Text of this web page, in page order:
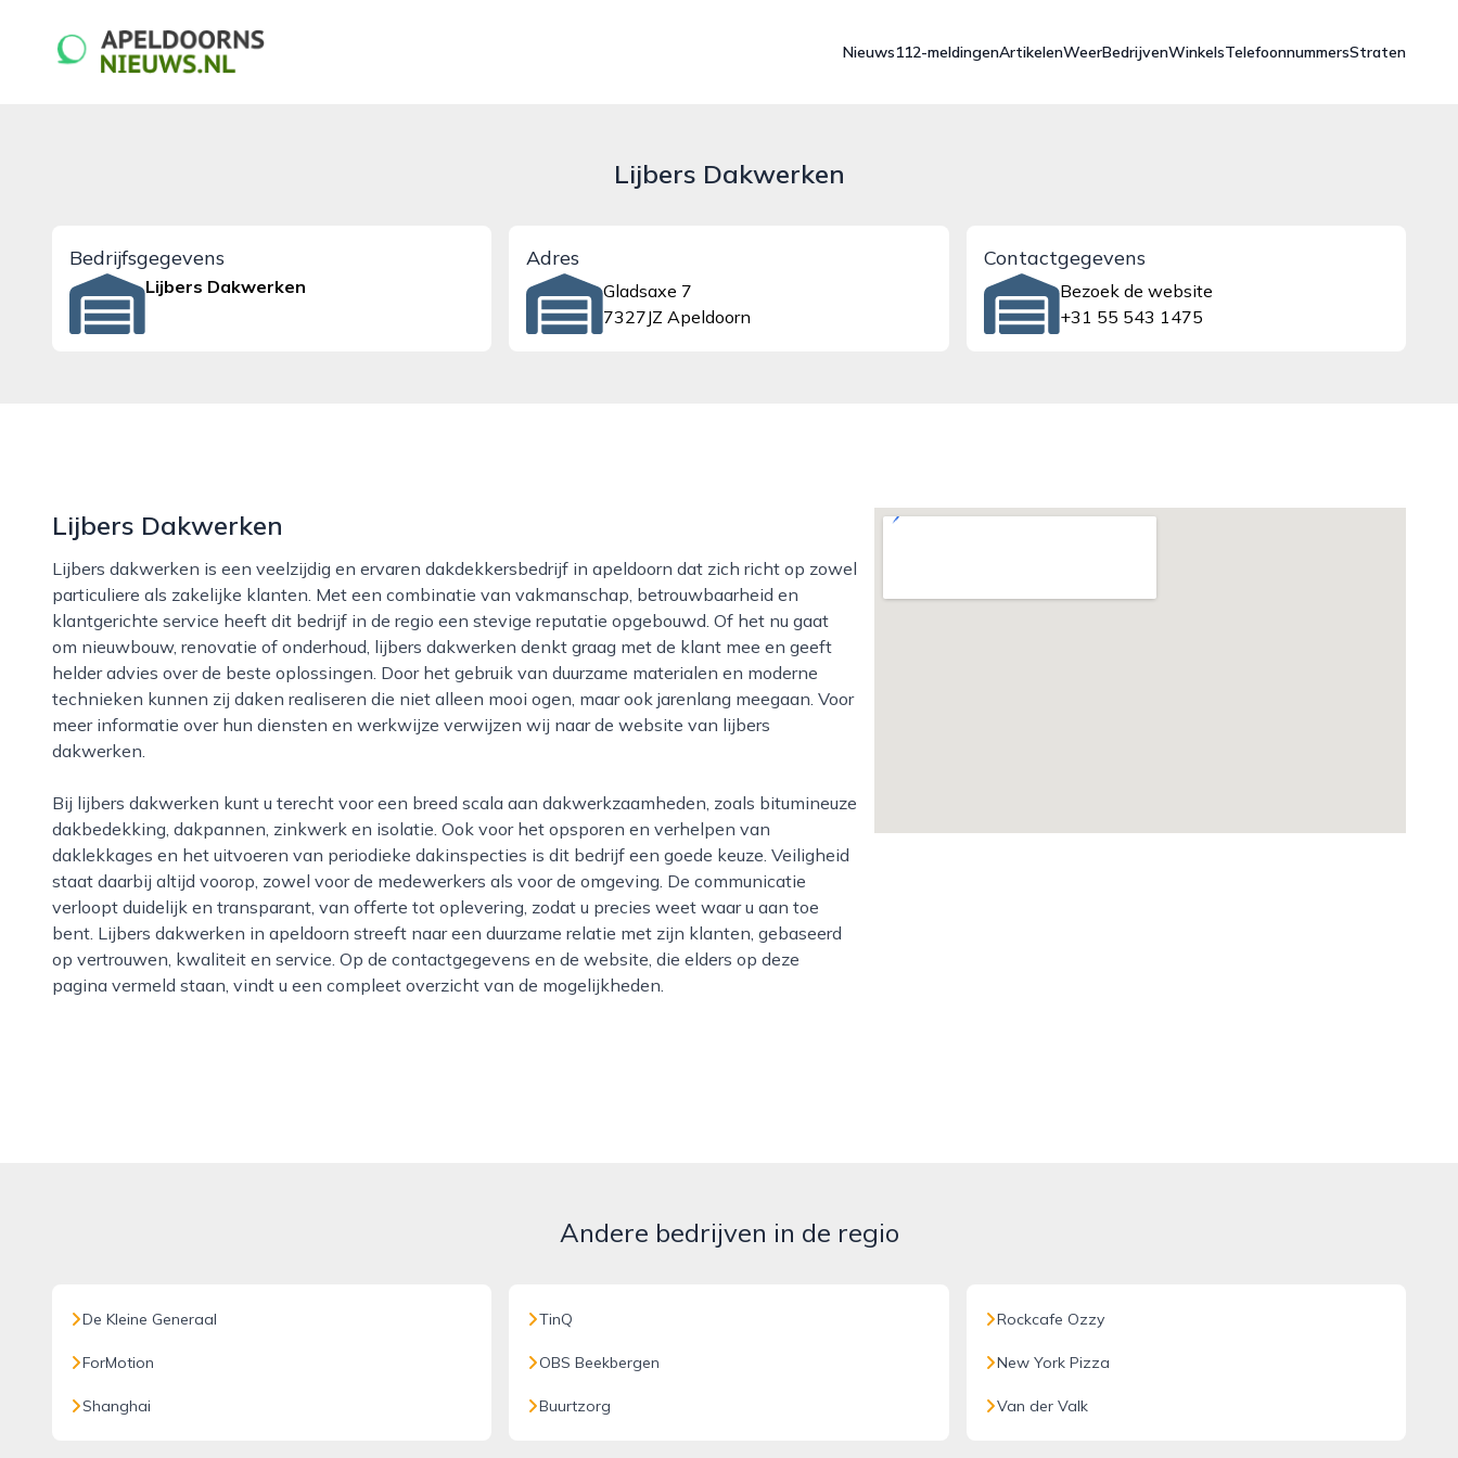
apeldoornsnieuws.nl
Nieuws112-meldingenArtikelenWeerBedrijvenWinkelsTelefoonnummersStraten
Lijbers Dakwerken
Bedrijfsgegevens
Lijbers Dakwerken
Adres
Gladsaxe 7
7327JZ Apeldoorn
Contactgegevens
Bezoek de website
+31 55 543 1475
Lijbers Dakwerken
Lijbers dakwerken is een veelzijdig en ervaren dakdekkersbedrijf in apeldoorn dat zich richt op zowel
particuliere als zakelijke klanten. Met een combinatie van vakmanschap, betrouwbaarheid en
klantgerichte service heeft dit bedrijf in de regio een stevige reputatie opgebouwd. Of het nu gaat
om nieuwbouw, renovatie of onderhoud, lijbers dakwerken denkt graag met de klant mee en geeft
helder advies over de beste oplossingen. Door het gebruik van duurzame materialen en moderne
technieken kunnen zij daken realiseren die niet alleen mooi ogen, maar ook jarenlang meegaan. Voor
meer informatie over hun diensten en werkwijze verwijzen wij naar de website van lijbers
dakwerken.
Bij lijbers dakwerken kunt u terecht voor een breed scala aan dakwerkzaamheden, zoals bitumineuze
dakbedekking, dakpannen, zinkwerk en isolatie. Ook voor het opsporen en verhelpen van
daklekkages en het uitvoeren van periodieke dakinspecties is dit bedrijf een goede keuze. Veiligheid
staat daarbij altijd voorop, zowel voor de medewerkers als voor de omgeving. De communicatie
verloopt duidelijk en transparant, van offerte tot oplevering, zodat u precies weet waar u aan toe
bent. Lijbers dakwerken in apeldoorn streeft naar een duurzame relatie met zijn klanten, gebaseerd
op vertrouwen, kwaliteit en service. Op de contactgegevens en de website, die elders op deze
pagina vermeld staan, vindt u een compleet overzicht van de mogelijkheden.
Andere bedrijven in de regio
De Kleine Generaal
ForMotion
Shanghai
TinQ
OBS Beekbergen
Buurtzorg
Rockcafe Ozzy
New York Pizza
Van der Valk